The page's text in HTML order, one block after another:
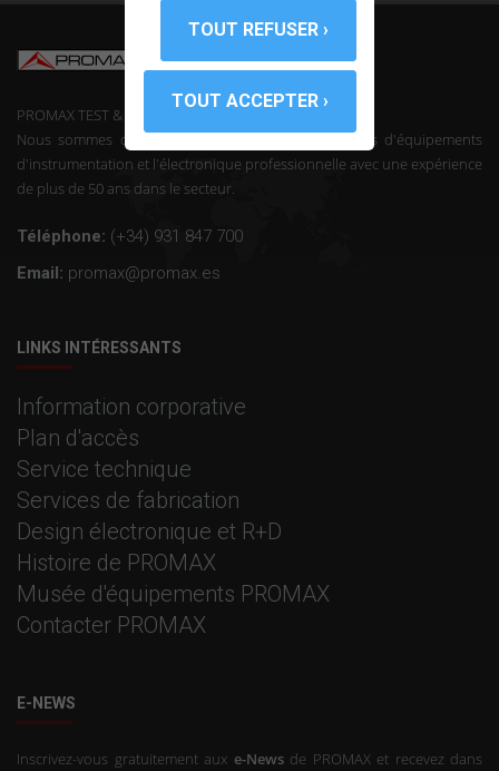
PROMAX TEST & MEASUREMENT, SLU ©
Nous sommes des fabricants de télécommunications d'équipements
d'instrumentation et l'électronique professionnelle avec une expérience
de plus de 50 ans dans le secteur.
Téléphone: (+34) 931 847 700
Email: promax@promax.es
LINKS INTÉRESSANTS
Information corporative
Plan d'accès
Service technique
Services de fabrication
Design électronique et R+D
Histoire de PROMAX
Musée d'équipements PROMAX
Contacter PROMAX
E-NEWS
Inscrivez-vous gratuitement aux e-Newsde PROMAX et recevez dans